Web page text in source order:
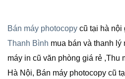
Bán máy photocopy cũ tại hà nội
Thanh Bình mua bán và thanh lý
máy in cũ văn phòng giá rẻ ,Thu
Hà Nội, Bán máy photocopy cũ